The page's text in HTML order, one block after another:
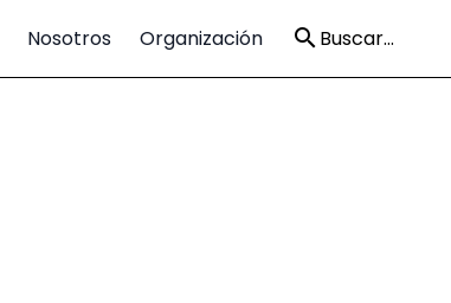
Nosotros Organización Buscar...